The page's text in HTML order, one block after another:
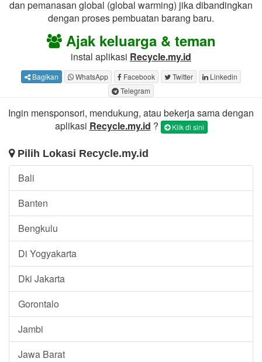
dan pemanasan global (global warming) jika dibandingkan
dengan proses pembuatan barang baru.
Ajak keluarga & teman
instal aplikasi Recycle.my.id
Bagikan WhatsApp Facebook Twitter
Linkedin
Telegram
Ingin mensponsori, mendukung, atau bekerja sama dengan
aplikasi Recycle.my.id ? Klik di sini
Pilih Lokasi Recycle.my.id
Bali
Banten
Bengkulu
Di Yogyakarta
Dki Jakarta
Gorontalo
Jambi
Jawa Barat